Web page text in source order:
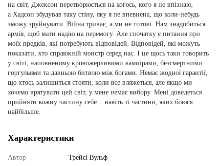
на світ, Джексон перетворюється на когось, кого я не впізнаю,
а Хадсон збудував таку стіну, яку я не впевнена, що коли-небудь
зможу зруйнувати. Війна триває, а ми не готові. Нам знадобиться
армія, щоб мати надію на перемогу. Але спочатку є питання про
моїх предків, які потребують відповідей. Відповідей, які можуть
показати, хто справжній монстр серед нас. І це щось таки говорить
у світі, наповненому кровожерливими вампірами, безсмертними
горгульями та давньою битвою між богами. Немає жодної гарантії,
що хтось залишиться стояти, коли все вляжеться, але якщо ми
хочемо врятувати цей світ, у мене немає вибору. Мені доведеться
прийняти кожну частину себе... навіть ті частини, яких боюся
найбільше.
Характеристики
Автор
Трейсі Вульф